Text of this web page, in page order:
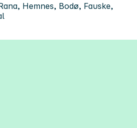
Hemnes, Bodø, Fauske,